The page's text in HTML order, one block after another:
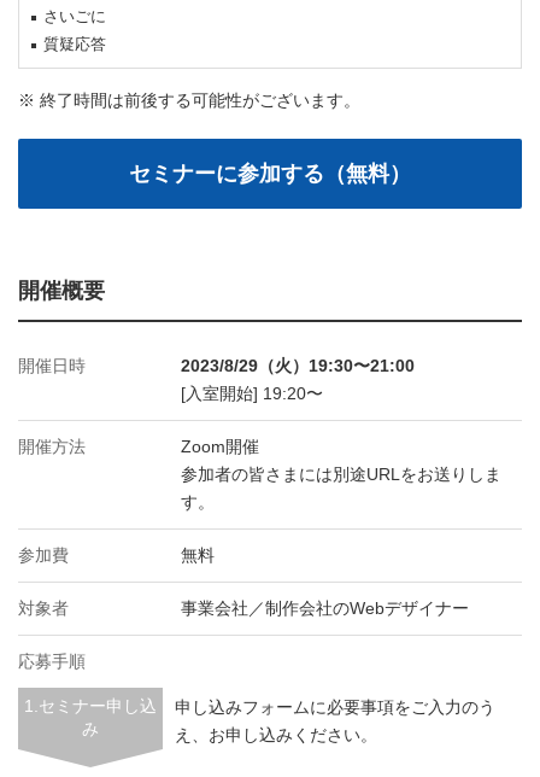
さいごに
質疑応答
※ 終了時間は前後する可能性がございます。
開催概要
開催日時
2023/8/29（火）19:30〜21:00
[入室開始] 19:20〜
開催方法
Zoom開催
参加者の皆さまには別途URLをお送りしま
す。
参加費 無料
対象者 事業会社／制作会社のWebデザイナー
応募手順
1.セミナー申し込
み
申し込みフォームに必要事項をご入力のう
え、お申し込みください。